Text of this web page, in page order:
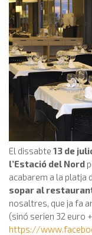
El dissabte 13 de
l’Estació del Nord
acabarem a la platja
sopar al
nosaltres, que ja fa
(sinó serien 32 euro
https://